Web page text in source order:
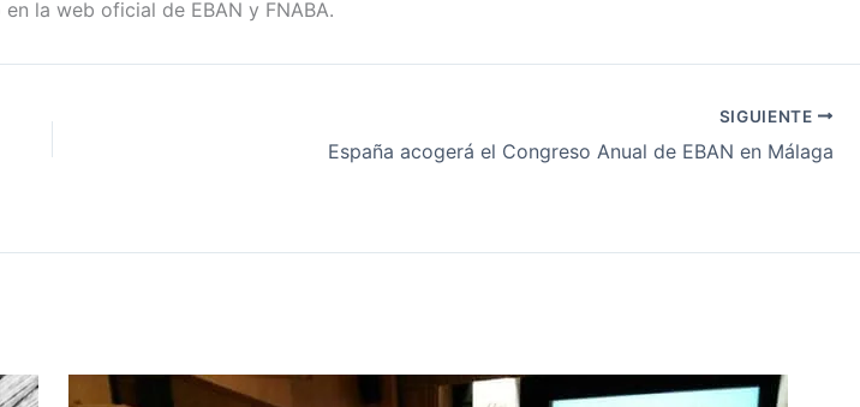
la web oficial de EBAN y FNABA.
SIGUIENTE
España acogerá el Congreso Anual de EBAN en Málaga